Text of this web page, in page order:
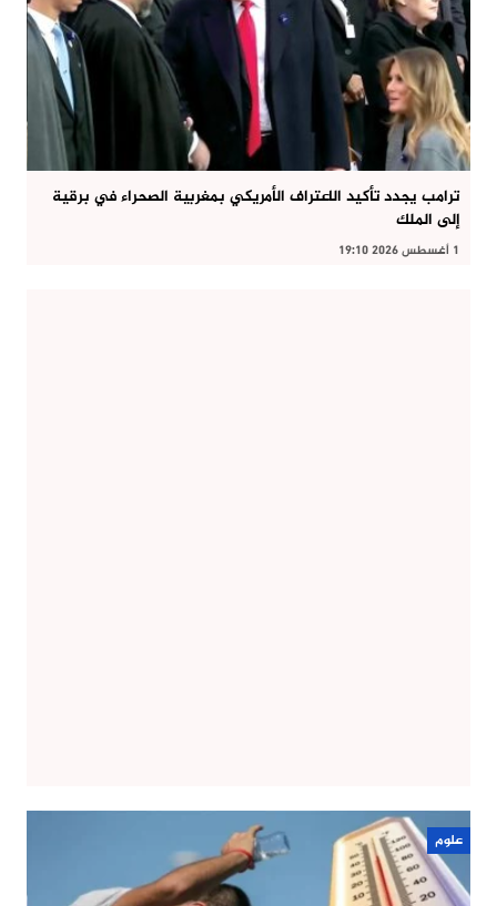
ترامب يجدد تأكيد الاعتراف الأمريكي بمغربية الصحراء في برقية
إلى الملك
1 أغسطس 2026 19:10
علوم